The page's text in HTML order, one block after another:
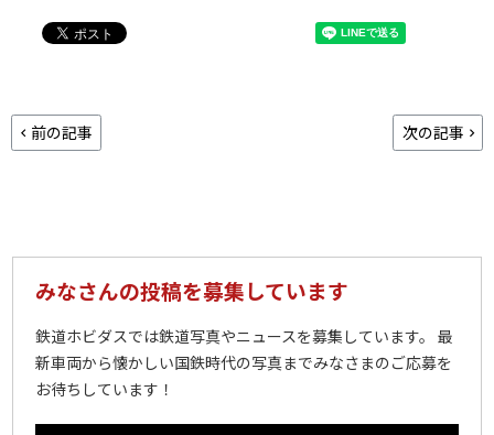
前の記事 次の記事
みなさんの投稿を募集しています
鉄道ホビダスでは鉄道写真やニュースを募集しています。 最
新車両から懐かしい国鉄時代の写真までみなさまのご応募を
お待ちしています！